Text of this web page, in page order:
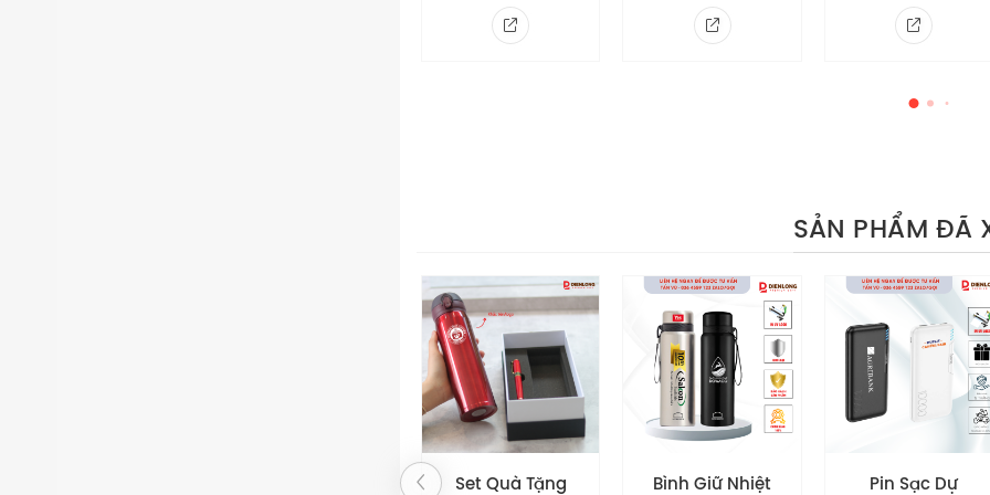
Công nghệ in ấn
SẢN PHẨM ĐÃ
Bình Giữ Nhiệt
Pin Sạc Dự
Nón Bảo Hiểm